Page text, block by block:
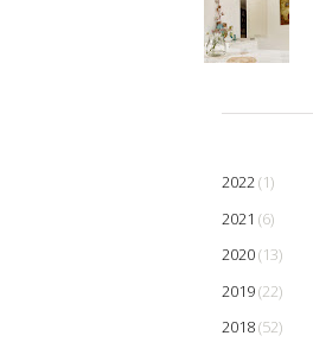
2022(1)
2021 (6)
2020(13)
2019(22)
2018(52)